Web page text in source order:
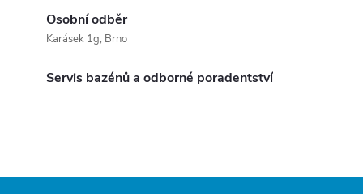
Osobní odběr
Karásek 1g, Brno
Servis bazénů a odborné poradentství